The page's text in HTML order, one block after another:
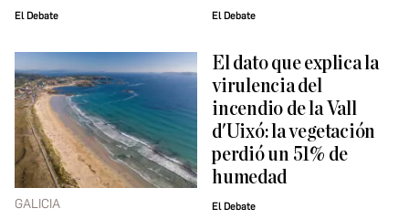
El Debate El Debate
GALICIA
El dato que explica la
virulencia del
incendio de la Vall
d'Uixó: la vegetación
perdió un 51% de
humedad
El Debate